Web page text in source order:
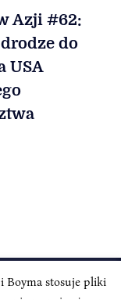
Azji #62:
do
USA
Boyma stosuje pliki